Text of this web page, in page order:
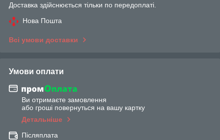
Доставка здійснюється тільки по передоплаті.
Нова Пошта
Всі умови доставки
Умови оплати
Ви отримаєте замовлення
або гроші повернуться на вашу картку
Детальніше
Післяплата